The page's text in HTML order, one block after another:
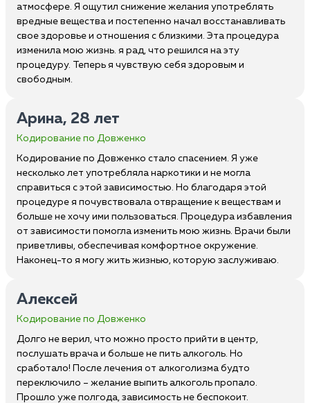
атмосфере. Я ощутил снижение желания употреблять
вредные вещества и постепенно начал восстанавливать
свое здоровье и отношения с близкими. Эта процедура
изменила мою жизнь. я рад, что решился на эту
процедуру. Теперь я чувствую себя здоровым и
свободным.
Арина, 28 лет
Кодирование по Довженко
Кодирование по Довженко стало спасением. Я уже
несколько лет употребляла наркотики и не могла
справиться с этой зависимостью. Но благодаря этой
процедуре я почувствовала отвращение к веществам и
больше не хочу ими пользоваться. Процедура избавления
от зависимости помогла изменить мою жизнь. Врачи были
приветливы, обеспечивая комфортное окружение.
Наконец-то я могу жить жизнью, которую заслуживаю.
Алексей
Кодирование по Довженко
Долго не верил, что можно просто прийти в центр,
послушать врача и больше не пить алкоголь. Но
сработало! После лечения от алкоголизма будто
переключило – желание выпить алкоголь пропало.
Прошло уже полгода, зависимость не беспокоит.